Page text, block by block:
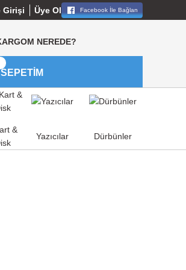
Girişi Üye Ol Facebook İle Bağlan
NEREDE?
SEPETİM
&
Yazıcılar Dürbünler